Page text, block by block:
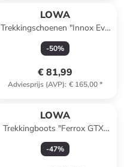
LOWA
Trekkingschoenen "Innox Evo
GTX" petrol
-50%
€ 81,99
Adviesprijs (AVP): € 165,00*
LOWA
Trekkingboots "Ferrox GTX"
grijs
-47%